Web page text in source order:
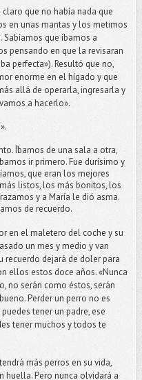
que no había nada que
en unas mantas y los metimos
que íbamos a
pensando en que la revisaran
perfecta»). Resultó que no,
enorme en el hígado y que
allá de operarla, ingresarla y
a hacerlo».
Íbamos de una sala a otra,
ir primero. Fue durísimo y
que eran los mejores
listos, los más bonitos, los
y a María le dió asma.
de recuerdo.
en el maletero del coche y su
un mes y medio y van
dejará de doler para
ellos estos doce años. «Nunca
no serán como éstos, serán
Perder un perro no es
tener un padre, ese
tener muchos y todos te
más perros en su vida,
huella. Pero nunca olvidará a